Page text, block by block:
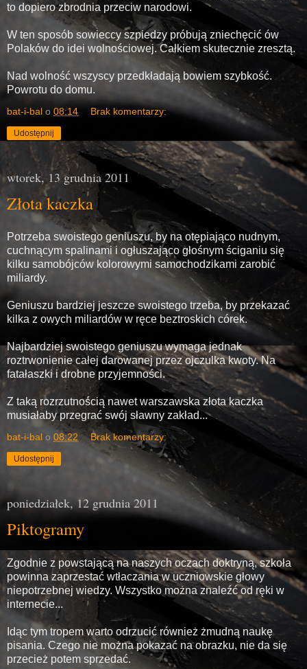
to dopiero zbrodnia przeciw narodowi.
W ten sposób sowieccy szpiedzy próbują zniechęcić ów
Polaków do idei wolnościowej. Całkiem skutecznie zresztą.
Nad wolność wszyscy przedkładają bowiem szybkość.
Powrotu do domu.
bat-i-bal o 08:14 Brak komentarzy:
Udostępnij
wtorek, 13 grudnia 2011
Złota kaczka
Potrzeba swoistego geniuszu, by na otępiająco nudnym,
cuchnącym spalinami i ogłuszająco głośnym ściganiu się
kilku samobójców kolorowymi samochodzikami zarobić
miliardy.
Geniuszu bardziej jeszcze swoistego trzeba, by przekazać
kilka z owych miliardów w ręce beztroskich córek.
Najbardziej swoistego geniuszu wymaga jednak
roztrwonienie całej darowanej przez ojczulka kwoty. Na
fatałaszki i drobne przyjemności.
Z taką rozrzutnością nawet warszawska złota kaczka
musiałaby przegrać swój sławny zakład...
bat-i-bal o 08:22 Brak komentarzy:
Udostępnij
poniedziałek, 12 grudnia 2011
Piktogramy
Zgodnie z powstającą na naszych oczach doktryną, szkoła
powinna zaprzestać wtłaczania w uczniowskie głowy
niepotrzebnej wiedzy. Wszystko można znaleźć od ręki w
internecie...
Idąc tym tropem warto odrzucić również żmudną naukę
pisania. Czego nie można pokazać na obrazku, nie da się
przecież potem sprzedać.